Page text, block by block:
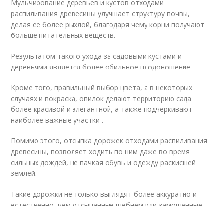
Мульчирование деревьев и кустов отходами
распиливания древесины улучшает структуру почвы,
делая ее более рыхлой, благодаря чему корни получают
больше питательных веществ.
Результатом такого ухода за садовыми кустами и
деревьями является более обильное плодоношение.
Кроме того, правильный выбор цвета, а в некоторых
случаях и покраска, опилок делают территорию сада
более красивой и элегантной, а также подчеркивают
наиболее важные участки .
Помимо этого, отсыпка дорожек отходами распиливания
древесины, позволяет ходить по ним даже во время
сильных дождей, не пачкая обувь и одежду раскисшей
землей.
Такие дорожки не только выглядят более аккуратно и